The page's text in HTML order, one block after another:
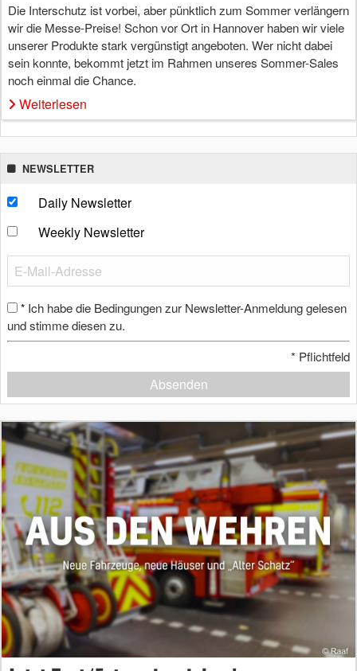
Die Interschutz ist vorbei, aber pünktlich zum Sommer verlängern
wir die Messe-Preise! Schon vor Ort in Hannover haben wir viele
unserer Produkte stark vergünstigt angeboten. Wer nicht dabei
sein konnte, bekommt jetzt im Rahmen unseres Sommer-Sales
noch einmal die Chance.
Weiterlesen
NEWSLETTER
Daily Newsletter
Weekly Newsletter
* Ich habe die Bedingungen zur Newsletter-Anmeldung gelesen
und stimme diesen zu.
* Pflichtfeld
Absenden